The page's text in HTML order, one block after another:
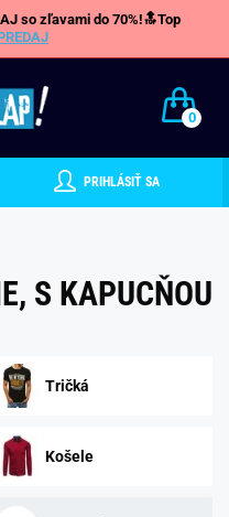
so zľavami do 70%!🔝Top
0
PRIHLÁSIŤ SA
S KAPUCŇOU
Tričká
Košele